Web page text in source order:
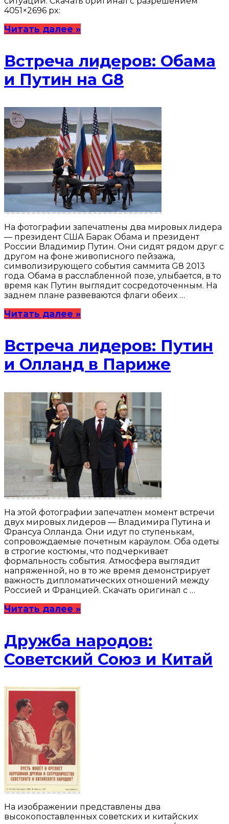
4051×2696 px:
Читать далее »
Встреча лидеров: Обама
и Путин на G8
На фотографии запечатлены два мировых лидера
— президент США Барак Обама и президент
России Владимир Путин. Они сидят рядом друг с
другом на фоне живописного пейзажа,
символизирующего события саммита G8 2013
года. Обама в расслабленной позе, улыбается, в то
время как Путин выглядит сосредоточенным. На
заднем плане развеваются флаги обеих …
Читать далее »
Встреча лидеров: Путин
и Олланд в Париже
На этой фотографии запечатлен момент встречи
двух мировых лидеров — Владимира Путина и
Франсуа Олланда. Они идут по ступенькам,
сопровождаемые почетным караулом. Оба одеты
в строгие костюмы, что подчеркивает
формальность события. Атмосфера выглядит
напряженной, но в то же время демонстрирует
важность дипломатических отношений между
Россией и Францией. Скачать оригинал с …
Читать далее »
Дружба народов:
Советский Союз и Китай
На изображении представлены два
высокопоставленных советских и китайских